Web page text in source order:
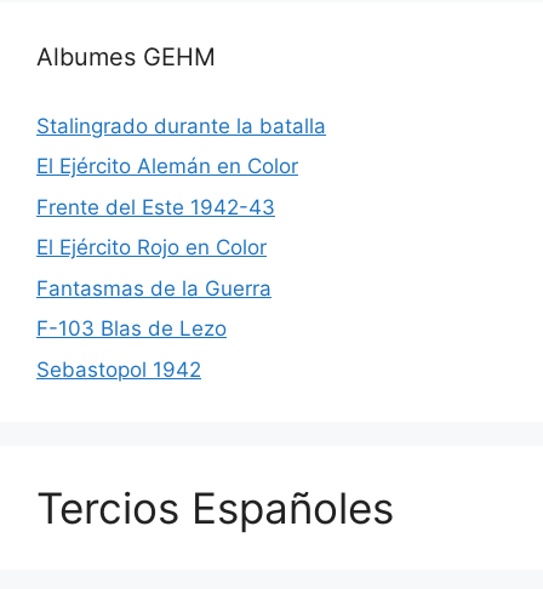
Albumes GEHM
Stalingrado durante la batalla
El Ejército Alemán en Color
Frente del Este 1942-43
El Ejército Rojo en Color
Fantasmas de la Guerra
F-103 Blas de Lezo
Sebastopol 1942
Tercios Españoles